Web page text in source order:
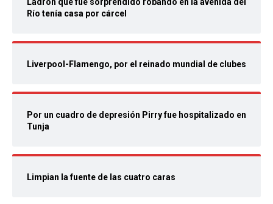
Río tenía casa por cárcel
Liverpool-Flamengo, por el reinado mundial de clubes
Por un cuadro de depresión Pirry fue hospitalizado en
Tunja
Limpian la fuente de las cuatro caras